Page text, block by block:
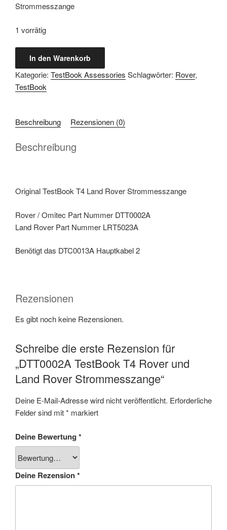
Strommesszange
1 vorrätig
DTT0002A
TestBook
T4
Rover
Rover
Menge
In den Warenkorb
Kategorie: TestBook Assessories Schlagwörter: Rover,
TestBook
Beschreibung Rezensionen (0)
Beschreibung
Original TestBook T4 Land Rover Strommesszange
Rover / Omitec Part Nummer DTT0002A
Land Rover Part Nummer LRT5023A
Benötigt das DTC0013A Hauptkabel 2
Rezensionen
Es gibt noch keine Rezensionen.
Schreibe die erste Rezension für
„DTT0002A TestBook T4 Rover und
Land Rover Strommesszange“
Deine E-Mail-Adresse wird nicht veröffentlicht. Erforderliche
Felder sind mit* markiert
Deine Bewertung *
Deine Rezension*